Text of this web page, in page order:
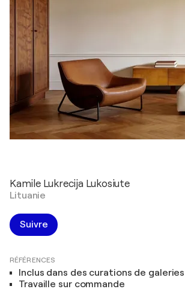
Kamile Lukrecija Lukosiute
Lituanie
Suivre
RÉFÉRENCES
Inclus dans des curations de
Travaille sur commande